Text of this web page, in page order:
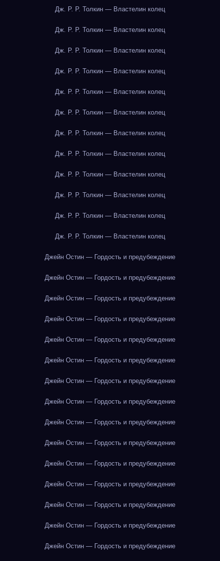
Дж. Р. Р. Толкин — Властелин колец
Дж. Р. Р. Толкин — Властелин колец
Дж. Р. Р. Толкин — Властелин колец
Дж. Р. Р. Толкин — Властелин колец
Дж. Р. Р. Толкин — Властелин колец
Дж. Р. Р. Толкин — Властелин колец
Дж. Р. Р. Толкин — Властелин колец
Дж. Р. Р. Толкин — Властелин колец
Дж. Р. Р. Толкин — Властелин колец
Дж. Р. Р. Толкин — Властелин колец
Дж. Р. Р. Толкин — Властелин колец
Дж. Р. Р. Толкин — Властелин колец
Джейн Остин — Гордость и предубеждение
Джейн Остин — Гордость и предубеждение
Джейн Остин — Гордость и предубеждение
Джейн Остин — Гордость и предубеждение
Джейн Остин — Гордость и предубеждение
Джейн Остин — Гордость и предубеждение
Джейн Остин — Гордость и предубеждение
Джейн Остин — Гордость и предубеждение
Джейн Остин — Гордость и предубеждение
Джейн Остин — Гордость и предубеждение
Джейн Остин — Гордость и предубеждение
Джейн Остин — Гордость и предубеждение
Джейн Остин — Гордость и предубеждение
Джейн Остин — Гордость и предубеждение
Джейн Остин — Гордость и предубеждение